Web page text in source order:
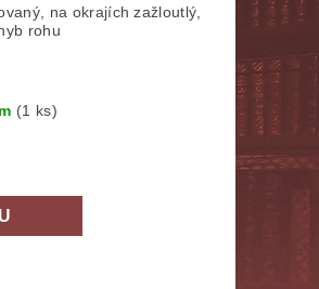
MYTOLOGIE
ZOBRAZ VŠE
na okrajích zažloutlý,
rohu
(1 ks)